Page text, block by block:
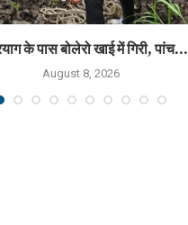
के पास बोलेरो खाई में गिरी, पांच...
August 8, 2026